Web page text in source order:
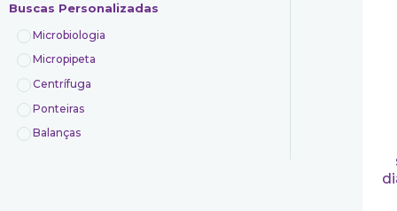
Vidrarias
Controle de qualidade
Indústrias
Laboratórios de análises
Veterinário
Buscas Personalizadas
Microbiologia
Micropipeta
Centrífuga
Ponteiras
Balanças